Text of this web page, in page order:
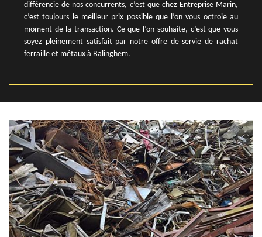
différencie de nos concurrents, c’est que chez Entreprise Marin,
c’est toujours le meilleur prix possible que l’on vous octroie au
moment de la transaction. Ce que l’on souhaite, c’est que vous
soyez pleinement satisfait par notre offre de servie de rachat
ferraille et métaux à Balinghem.